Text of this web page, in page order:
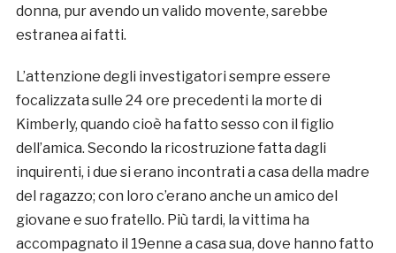
donna, pur avendo un valido movente, sarebbe
estranea ai fatti.
L’attenzione degli investigatori sempre essere
focalizzata sulle 24 ore precedenti la morte di
Kimberly, quando cioè ha fatto sesso con il figlio
dell’amica. Secondo la ricostruzione fatta dagli
inquirenti, i due si erano incontrati a casa della madre
del ragazzo; con loro c’erano anche un amico del
giovane e suo fratello. Più tardi, la vittima ha
accompagnato il 19enne a casa sua, dove hanno fatto